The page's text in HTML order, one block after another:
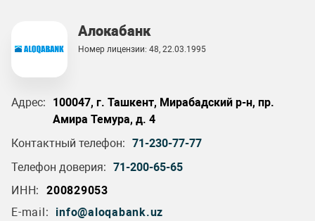
Алокабанк
Номер лицензии: 48, 22.03.1995
Адрес:
100047, г. Ташкент, Мирабадский р-н, пр.
Амира Темура, д. 4
Контактный телефон: 71-230-77-77
Телефон доверия: 71-200-65-65
ИНН:
200829053
E-mail:
info@aloqabank.uz